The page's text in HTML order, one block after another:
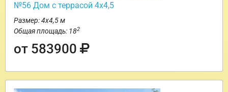
№56 Дом с террасой 4х4,5
Размер: 4х4,5 м
Общая площадь: 182
от 583900